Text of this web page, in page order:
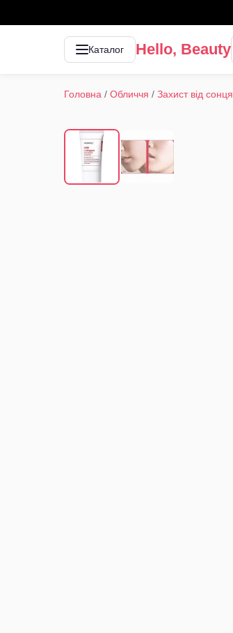
Каталог Hello, Beauty
Головна / Обличчя / Захист від сонця